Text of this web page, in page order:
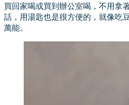
買回家喝或買到辦公室喝，不用拿
話，用湯匙也是很方便的，就像吃
萬能。